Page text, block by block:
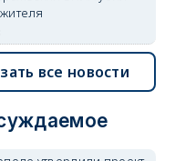
все новости